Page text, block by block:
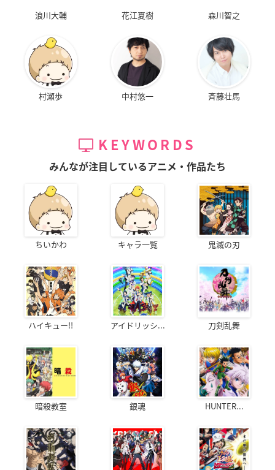
浪川大輔 花江夏樹 森川智之
村瀬歩 中村悠一 斉藤壮馬
KEYWORDS
みんなが注目しているアニメ・作品たち
ちいかわ キャラ一覧 鬼滅の刃
ハイキュー!! アイドリッシ... 刀剣乱舞
暗殺教室 銀魂 HUNTER...